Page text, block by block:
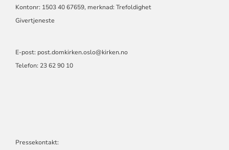
Kontonr: 1503 40 67659, merknad: Trefoldighet
Givertjeneste
E-post: post.domkirken.oslo@kirken.no
Telefon: 23 62 90 10
Pressekontakt: